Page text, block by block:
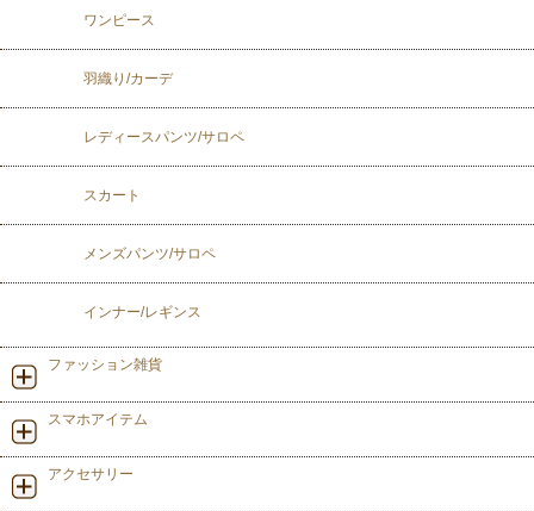
ワンピース
羽織り/カーデ
レディースパンツ/サロペ
スカート
メンズパンツ/サロペ
インナー/レギンス
ファッション雑貨
スマホアイテム
アクセサリー